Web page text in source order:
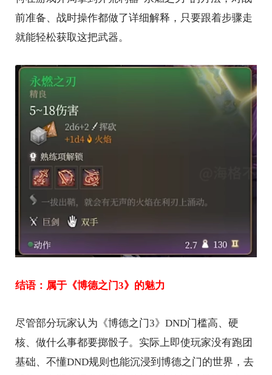
前准备、战时操作都做了详细解释，只要跟着步骤走
就能轻松获取这把武器。
结语：属于《博德之门3》的魅力
尽管部分玩家认为《博德之门3》DND门槛高、硬
核、做什么事都要掷骰子。实际上即使玩家没有跑团
基础、不懂DND规则也能沉浸到博德之门的世界，去